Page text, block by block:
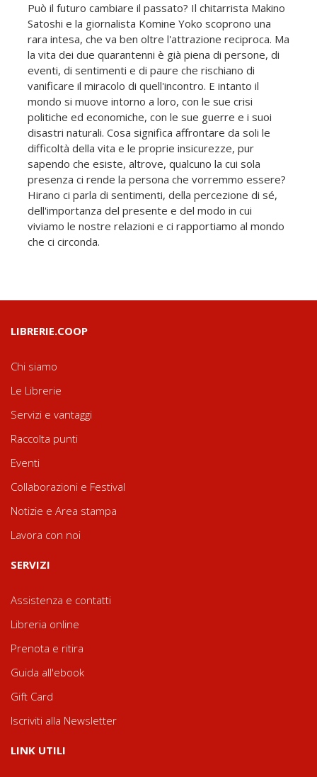
Può il futuro cambiare il passato? Il chitarrista Makino
Satoshi e la giornalista Komine Yoko scoprono una
rara intesa, che va ben oltre l'attrazione reciproca. Ma
la vita dei due quarantenni è già piena di persone, di
eventi, di sentimenti e di paure che rischiano di
vanificare il miracolo di quell'incontro. E intanto il
mondo si muove intorno a loro, con le sue crisi
politiche ed economiche, con le sue guerre e i suoi
disastri naturali. Cosa significa affrontare da soli le
difficoltà della vita e le proprie insicurezze, pur
sapendo che esiste, altrove, qualcuno la cui sola
presenza ci rende la persona che vorremmo essere?
Hirano ci parla di sentimenti, della percezione di sé,
dell'importanza del presente e del modo in cui
viviamo le nostre relazioni e ci rapportiamo al mondo
che ci circonda.
LIBRERIE.COOP
Chi siamo
Le Librerie
Servizi e vantaggi
Raccolta punti
Eventi
Collaborazioni e Festival
Notizie e Area stampa
Lavora con noi
SERVIZI
Assistenza e contatti
Libreria online
Prenota e ritira
Guida all'ebook
Gift Card
Iscriviti alla Newsletter
LINK UTILI